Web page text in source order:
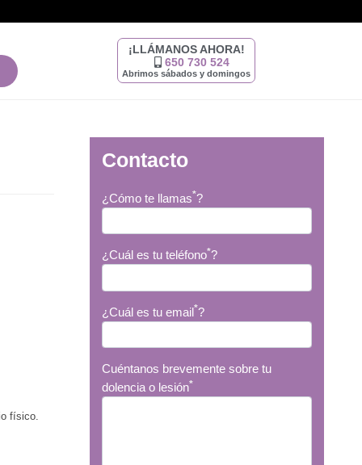
¡LLÁMANOS AHORA!
650 730 524
Abrimos sábados y domingos
físico.
Contacto
¿Cómo te llamas*?
¿Cuál es tu teléfono*?
¿Cuál es tu email*?
Cuéntanos brevemente sobre tu
dolencia o lesión*